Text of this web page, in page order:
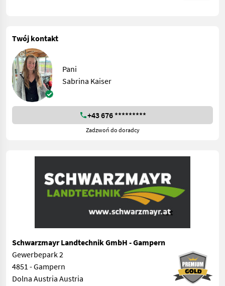
Twój kontakt
Pani
Sabrina Kaiser
+43 676 *********
Zadzwoń do doradcy
Schwarzmayr Landtechnik GmbH - Gampern
Gewerbepark 2
4851 - Gampern
Dolna Austria Austria